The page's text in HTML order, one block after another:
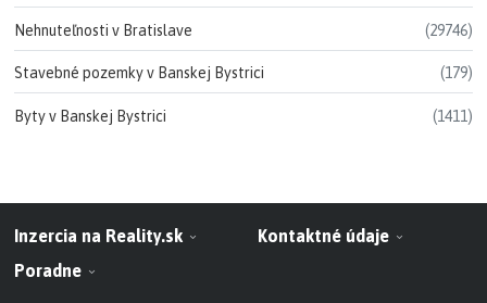
Nehnuteľnosti v Bratislave (29746)
Stavebné pozemky v Banskej Bystrici (179)
Byty v Banskej Bystrici (1411)
Inzercia na Reality.sk
Kontaktné údaje
Poradne